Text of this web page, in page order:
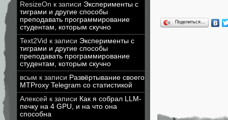
ResizeOn к записи Эксперименты с
тиграми и другие способы
преподавать программирование
студентам, которым скучно
Text2Vid к записи Эксперименты с
тиграми и другие способы
преподавать программирование
студентам, которым скучно
всым к записи Развёртывание своего
MTProxy Telegram со статистикой
Алексей к записи Как я собрал LLM-
печку на 4 GPU, и на что она
способна
Поделиться…